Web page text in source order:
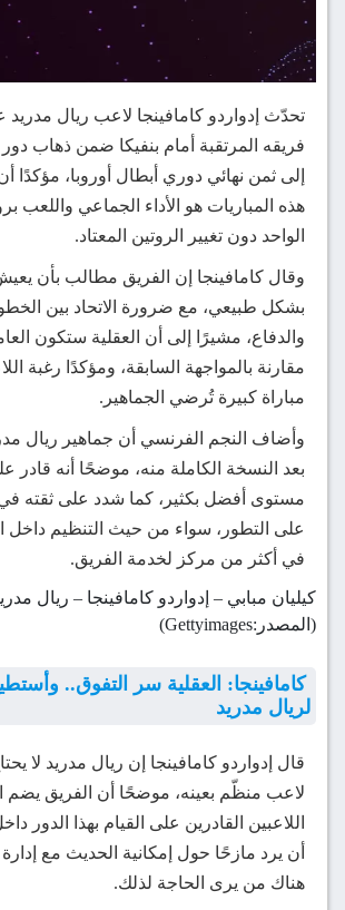
تحدّث إدواردو كامافينجا لاعب ريال
فريقه المرتقبة أمام بنفيكا ضمن ذهاب
إلى ثمن نهائي دوري أبطال أوروبا، مؤكدًا
هذه المباريات هو الأداء الجماعي واللعب
الواحد دون تغيير الروتين المعتاد.
وقال كامافينجا إن الفريق مطالب بأن يعيش
بشكل طبيعي، مع ضرورة الاتحاد بين
والدفاع، مشيرًا إلى أن العقلية ستكون
مقارنة بالمواجهة السابقة، ومؤكدًا رغبة
مباراة كبيرة تُرضي الجماهير.
وأضاف النجم الفرنسي أن جماهير ريال
بعد النسخة الكاملة منه، موضحًا أنه قادر
مستوى أفضل بكثير، كما شدد على ثقته
على التطور، سواء من حيث التنظيم داخل
في أكثر من مركز لخدمة الفريق.
كيليان مبابي – إدواردو كامافينجا – ريال
(المصدر:Gettyimages)
كامافينجا: العقلية سر التفوق..
لريال مدريد
قال إدواردو كامافينجا إن ريال مدريد لا
لاعب منظّم بعينه، موضحًا أن الفريق يضم
اللاعبين القادرين على القيام بهذا الدور
أن يرد مازحًا حول إمكانية الحديث مع إدارة
هناك من يرى الحاجة لذلك.